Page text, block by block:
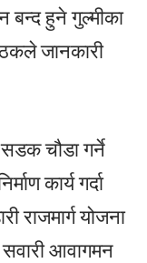
बन्द हुने गुल्मीका
जानकारी
सडक चौडा गर्ने
कार्य गर्दा
राजमार्ग योजना
सवारी आवागमन